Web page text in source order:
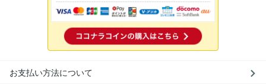
お支払い方法について